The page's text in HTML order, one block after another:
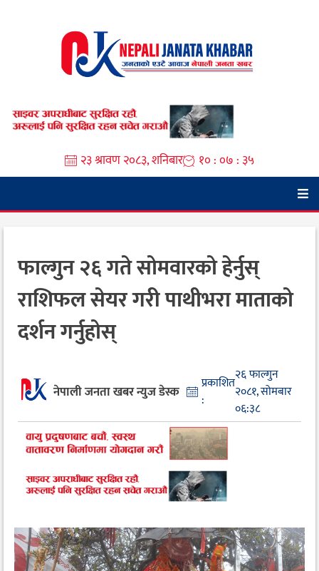
२३ श्रावण २०८३, शनिबार १० : ०७ : ३६
फाल्गुन २६ गते सोमवारको हेर्नुस्
राशिफल सेयर गरी पाथीभरा माताको
दर्शन गर्नुहोस्
नेपाली जनता खबर न्युज डेस्क
प्रकाशित
:
२६ फाल्गुन
२०८१, सोमबार
०६:३८